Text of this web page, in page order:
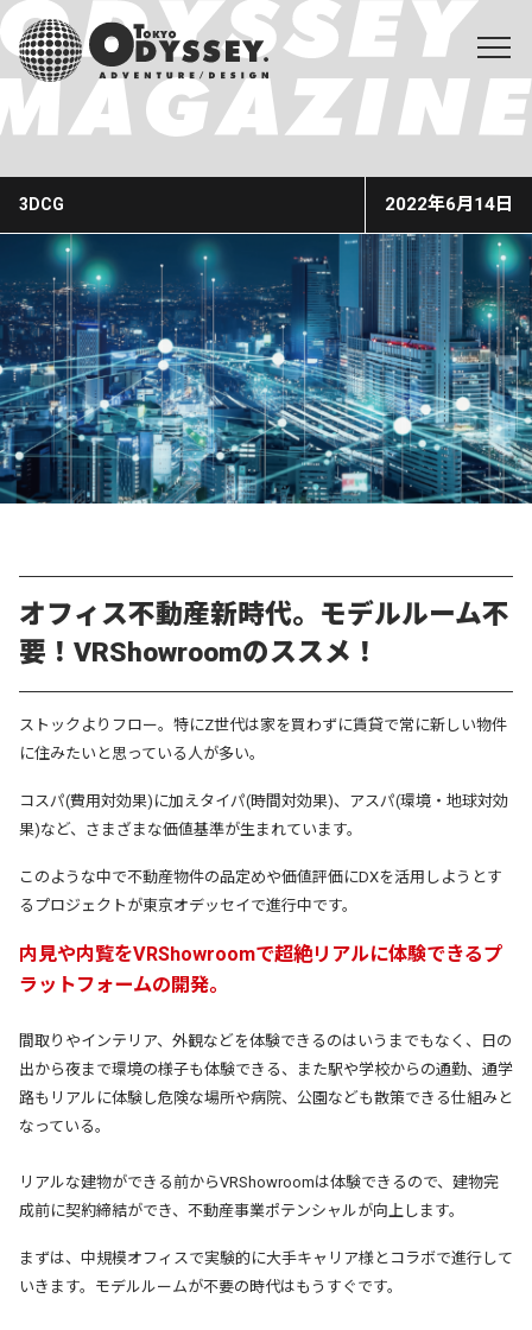
3DCG 2022年6月14日
オフィス不動産新時代。モデルルーム不
要！VRShowroomのススメ！
ストックよりフロー。特にZ世代は家を買わずに賃貸で常に新しい物件
に住みたいと思っている人が多い。
コスパ(費用対効果)に加えタイパ(時間対効果)、アスパ(環境・地球対効
果)など、さまざまな価値基準が生まれています。
このような中で不動産物件の品定めや価値評価にDXを活用しようとす
るプロジェクトが東京オデッセイで進行中です。
内見や内覧をVRShowroomで超絶リアルに体験できるプ
ラットフォームの開発。
間取りやインテリア、外観などを体験できるのはいうまでもなく、日の
出から夜まで環境の様子も体験できる、また駅や学校からの通勤、通学
路もリアルに体験し危険な場所や病院、公園なども散策できる仕組みと
なっている。
リアルな建物ができる前からVRShowroomは体験できるので、建物完
成前に契約締結ができ、不動産事業ポテンシャルが向上します。
まずは、中規模オフィスで実験的に大手キャリア様とコラボで進行して
いきます。モデルルームが不要の時代はもうすぐです。